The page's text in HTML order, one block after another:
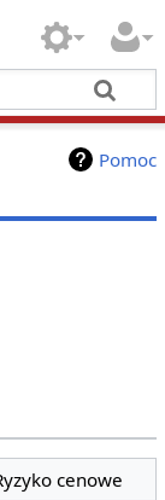
Pomoc
cenowe